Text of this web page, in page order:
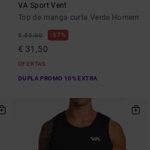
VA Sport Vent
Top de manga curta Verde Homem
€ 50,00 37%
€ 31,50
OFERTAS
DUPLA PROMO 10% EXTRA